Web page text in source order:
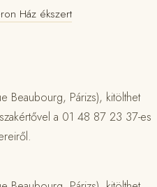
Ház ékszert
Beaubourg, Párizs), kitölthet
a 01 48 87 23 37-es